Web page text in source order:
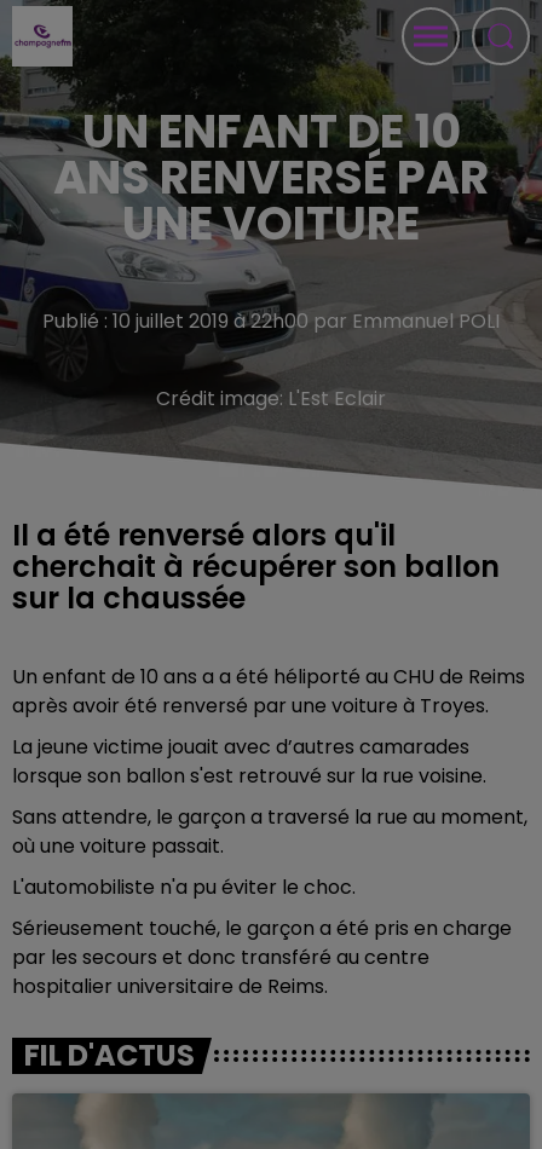
UN ENFANT DE 10
ANS RENVERSÉ PAR
UNE VOITURE
Publié : 10 juillet 2019 à 22h00 par Emmanuel POLI
Crédit image: L'Est Eclair
Il a été renversé alors qu'il
cherchait à récupérer son ballon
sur la chaussée
Un enfant de 10 ans a a été héliporté au CHU de Reims
après avoir été renversé par une voiture à Troyes.
La jeune victime jouait avec d’autres camarades
lorsque son ballon s'est retrouvé sur la rue voisine.
Sans attendre, le garçon a traversé la rue au moment,
où une voiture passait.
L'automobiliste n'a pu éviter le choc.
Sérieusement touché, le garçon a été pris en charge
par les secours et donc transféré au centre
hospitalier universitaire de Reims.
FIL D'ACTUS